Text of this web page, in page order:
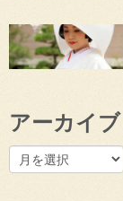
アーカイブ